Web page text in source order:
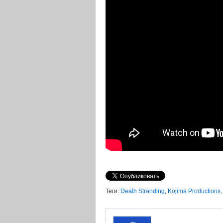
Теги: Death Stranding, Kojima Productions,